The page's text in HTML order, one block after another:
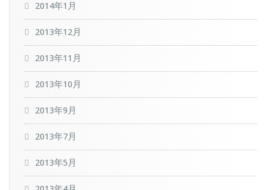
2014年1月
2013年12月
2013年11月
2013年10月
2013年9月
2013年7月
2013年5月